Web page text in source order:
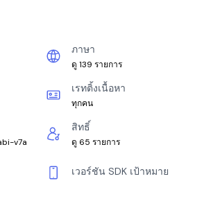
ภาษา
ดู 139 รายการ
เรทติ้งเนื้อหา
ทุกคน
v7a
สิทธิ์
ดู 65 รายการ
เวอร์ชัน SDK เป้าหมาย